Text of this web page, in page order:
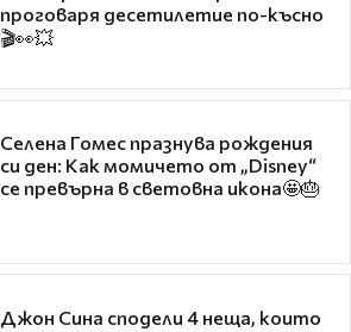
проговаря десетилетие по-късно
🎬👀💥
Селена Гомес празнува рождения
си ден: Как момичето от „Disney“
се превърна в световна икона🤩🎂
Джон Сина сподели 4 неща, които